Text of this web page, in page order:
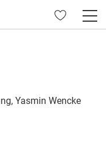
Yasmin Wencke